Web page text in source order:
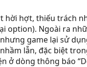
hời hợt, thiếu trách
option). Ngoài ra
game lại sử
lẫn, đặc biệt
ở dòng thông báo